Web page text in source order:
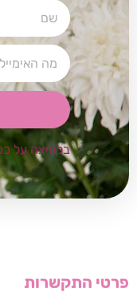
בלחיצה על
פרטי התקשרות